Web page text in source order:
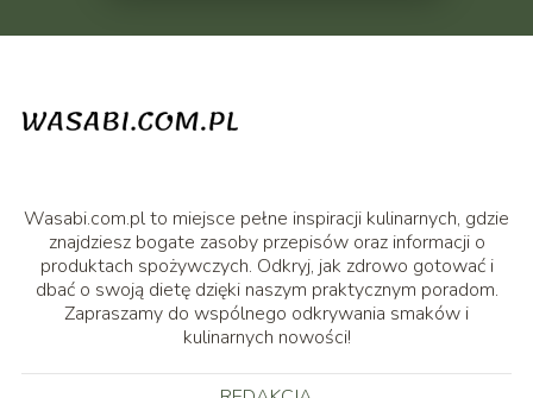
Wasabi.com.pl to miejsce pełne inspiracji kulinarnych, gdzie
znajdziesz bogate zasoby przepisów oraz informacji o
produktach spożywczych. Odkryj, jak zdrowo gotować i
dbać o swoją dietę dzięki naszym praktycznym poradom.
Zapraszamy do wspólnego odkrywania smaków i
kulinarnych nowości!